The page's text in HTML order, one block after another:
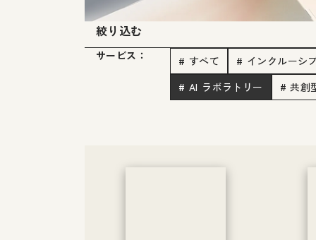
絞り込む
サービス： # すべて
# インクルーシ
# AI ラボラトリー
# 共創